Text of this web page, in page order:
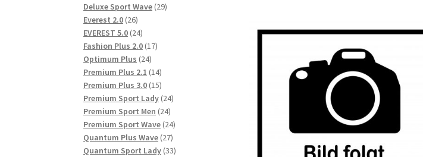
Produkte
Deluxe Sport Wave 2929
Everest 2.0 2626
Produkte
EVEREST 5.0 2424
Produkte
Fashion Plus 2.0 1717
Optimum Plus 2424
Produkte
Premium Plus 2.1 1414
Produkte
Premium Plus 3.0 1515
Produkte
Premium Sport Lady 2424
Premium Sport Men 2424
Produkte
Premium Sport Wave 2424
Quantum Plus Wave 2727
Produkte
Quantum Sport Lady 3333